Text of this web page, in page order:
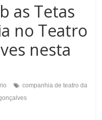
as Tetas
no Teatro
nesta
companhia de teatro da